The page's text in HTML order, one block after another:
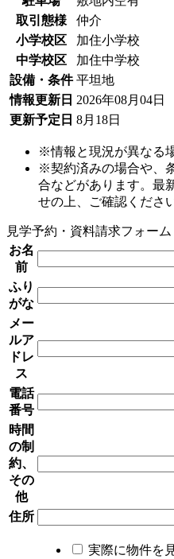
取引態様
仲介
小学校区
加住小学校
中学校区
加住中学校
設備・条件 平坦地
情報更新日 2026年08月04日
更新予定日 8月18日
※情報と現況が異なる
※契約済みの場合や、
合などがあります。最
せの上、ご確認ください
見学予約・資料請求フォーム
お名
前
ふり
がな
メー
ルア
ドレ
ス
電話
番号
時間
の制
約、
その
他
住所
実際に物件を